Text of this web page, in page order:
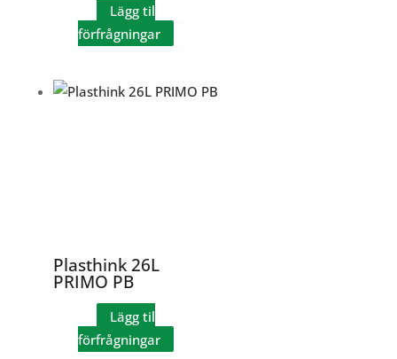
Lägg til
förfrågningar
Plasthink 26L
PRIMO PB
Lägg til
förfrågningar